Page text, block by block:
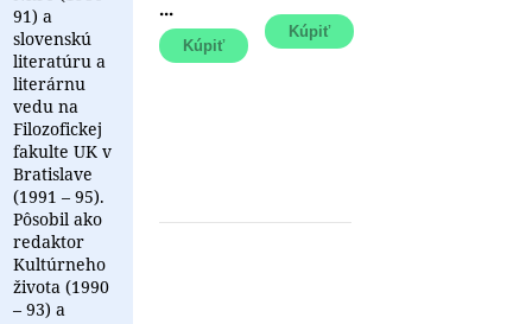
91) a
slovenskú
literatúru a
literárnu
vedu na
Filozofickej
fakulte UK v
Bratislave
(1991 – 95).
Pôsobil ako
redaktor
Kultúrneho
života (1990
– 93) a
...
polemikou
písania
a